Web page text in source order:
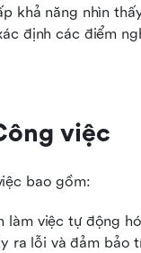
khả năng nhìn
định các điểm
việc
bao gồm:
làm việc tự động
ra lỗi và đảm bảo